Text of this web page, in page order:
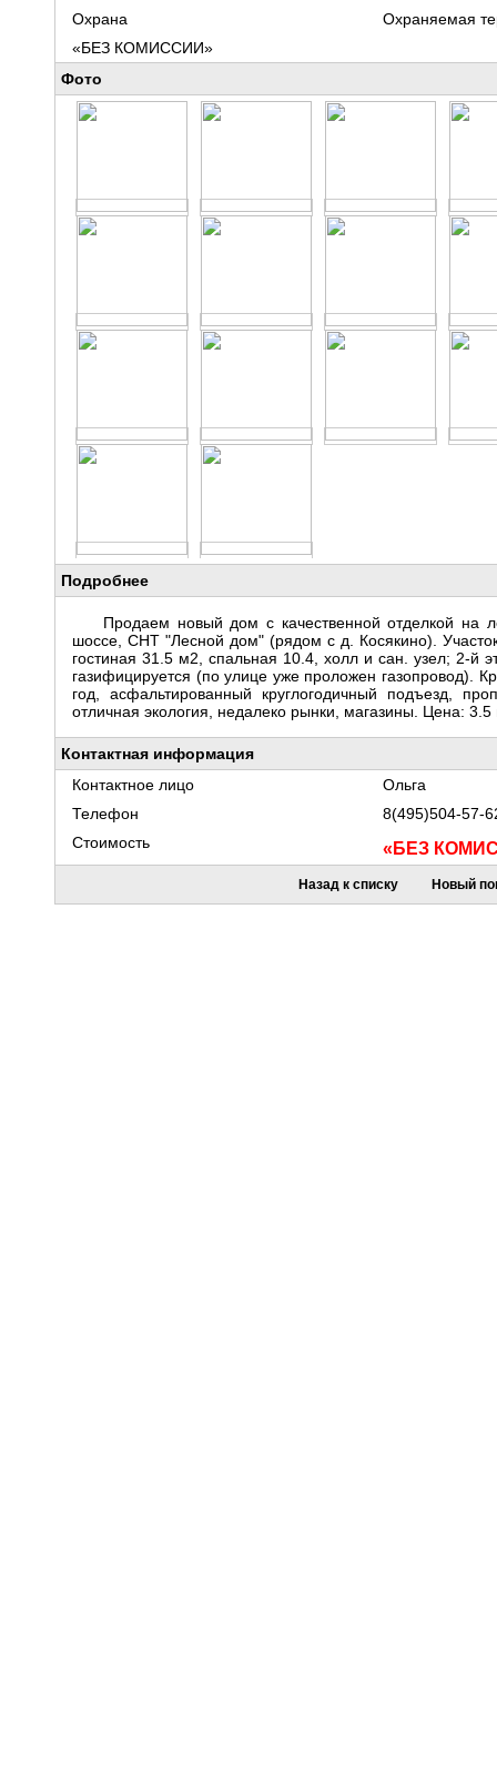
Охрана
Охраняемая
«БЕЗ КОМИССИИ»
Фото
Подробнее
Продаем новый дом с качественной отделкой на
шоссе, СНТ "Лесной дом" (рядом с д. Косякино).
гостиная 31.5 м2, спальная 10.4, холл и сан. узел; 2-
газифицируется (по улице уже проложен газопровод).
год, асфальтированный круглогодичный подъезд,
отличная экология, недалеко рынки, магазины. Цена:
Контактная информация
Контактное лицо
Ольга
Телефон
8(495)504-57-
Стоимость
«БЕЗ
Назад к списку Новый